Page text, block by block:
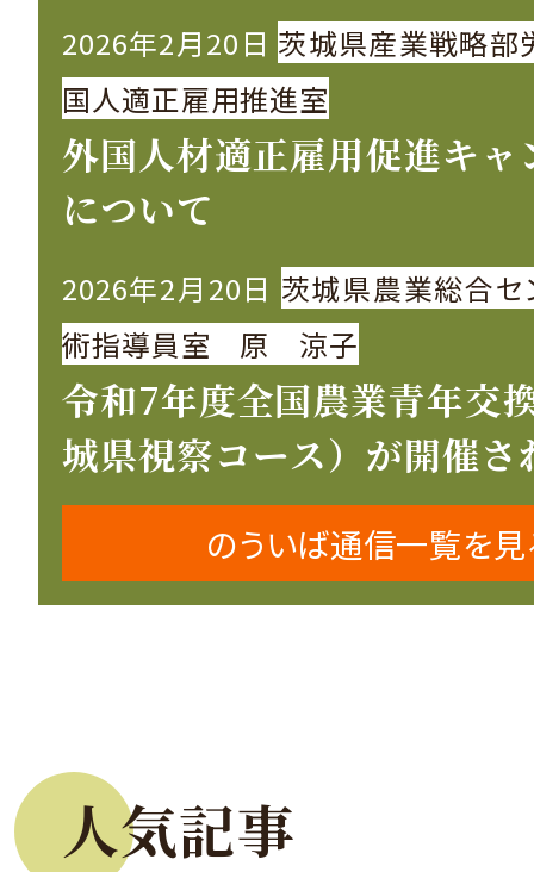
2026年2月20日 茨城県産業戦略部
国人適正雇用推進室
外国人材適正雇用促進キャ
について
2026年2月20日 茨城県農業総合セ
術指導員室 原 涼子
令和7年度全国農業青年交
城県視察コース）が開催さ
のういば通信一覧を
人気記事